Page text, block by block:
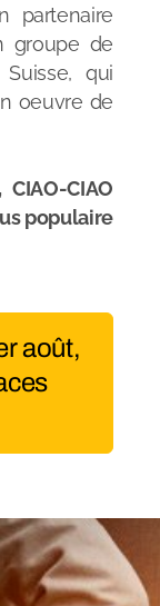
partenaire
groupe de
qui
oeuvre de
CIAO
populaire
août,